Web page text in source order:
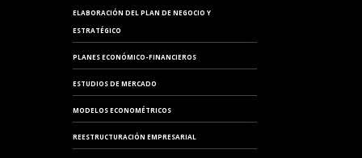
ELABORACIÓN DEL PLAN DE NEGOCIO Y
ESTRATÉGICO
PLANES ECONÓMICO-FINANCIEROS
ESTUDIOS DE MERCADO
MODELOS ECONOMÉTRICOS
REESTRUCTURACIÓN EMPRESARIAL